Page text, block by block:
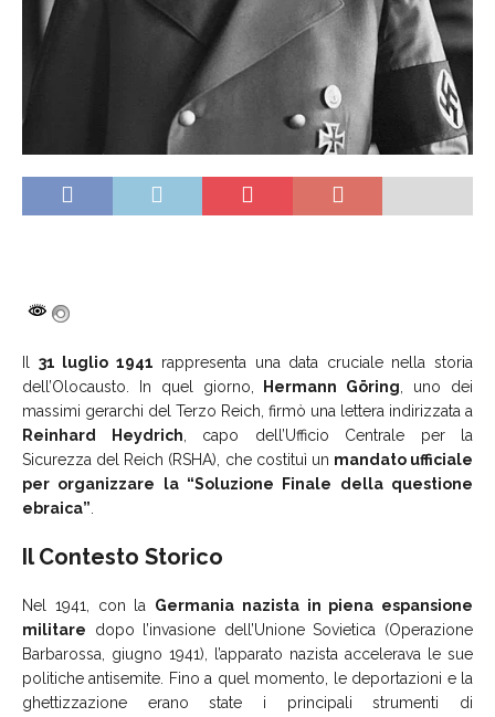
31 luglio 1941 rappresenta una data cruciale nella storia
dell’Olocausto. In quel giorno,
Hermann Göring , uno dei
massimi gerarchi del Terzo Reich, firmò una lettera indirizzata a
Reinhard Heydrich , capo dell’Ufficio Centrale per la
Sicurezza del Reich (RSHA), che costituì un mandato ufficiale
per organizzare la “Soluzione Finale della questione
ebraica”
Il Contesto Storico
Nel 1941, con la Germania nazista in piena espansione
militare dopo l’invasione dell’Unione Sovietica (Operazione
Barbarossa, giugno 1941), l’apparato nazista accelerava le sue
politiche antisemite. Fino a quel momento, le deportazioni e la
ghettizzazione erano state i principali strumenti di